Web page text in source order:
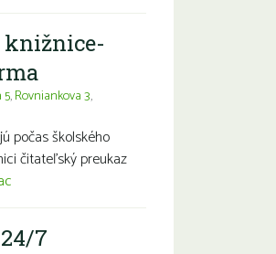
5,Rovniankova 3,
počas školského
čitateľský preukaz
7